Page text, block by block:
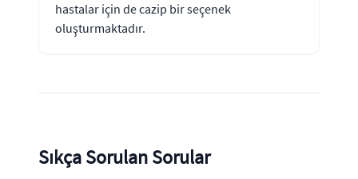
hastalar için de cazip bir seçenek
oluşturmaktadır.
Sıkça Sorulan Sorular